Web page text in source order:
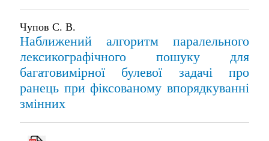
Чупов С. В.
Наближений алгоритм паралельного
лексикографічного пошуку для
багатовимірної булевої задачі про
ранець при фіксованому впорядкуванні
змінних